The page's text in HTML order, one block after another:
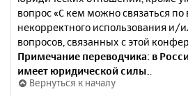
вопрос «С кем можно связаться по
некорректного использования и/
вопросов, связанных с этой
Примечание переводчика: в
имеет юридической силы.
Вернуться к началу